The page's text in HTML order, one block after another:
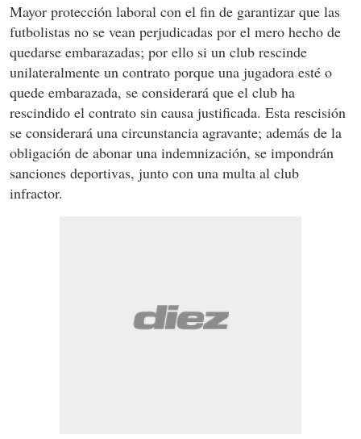
Mayor protección laboral con el fin de garantizar que las
futbolistas no se vean perjudicadas por el mero hecho de
quedarse embarazadas; por ello si un club rescinde
unilateralmente un contrato porque una jugadora esté o
quede embarazada, se considerará que el club ha
rescindido el contrato sin causa justificada. Esta rescisión
se considerará una circunstancia agravante; además de la
obligación de abonar una indemnización, se impondrán
sanciones deportivas, junto con una multa al club
infractor.